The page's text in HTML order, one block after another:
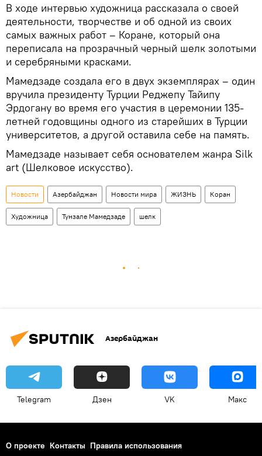
В ходе интервью художница рассказала о своей
деятельности, творчестве и об одной из своих
самых важных работ – Коране, который она
переписала на прозрачный черный шелк золотыми
и серебряными красками.
Мамедзаде создала его в двух экземплярах – один
вручила президенту Турции Реджепу Тайипу
Эрдогану во время его участия в церемонии 135-
летней годовщины одного из старейших в Турции
университетов, а другой оставила себе на память.
Мамедзаде называет себя основателем жанра Silk
art (Шелковое искусство).
Новости Азербайджан Новости мира ЖИЗНЬ Коран
Художница Тунзале Мамедзаде шелк
Азербайджан
Telegram Дзен VK Макс
О проекте Контакты Правила использования